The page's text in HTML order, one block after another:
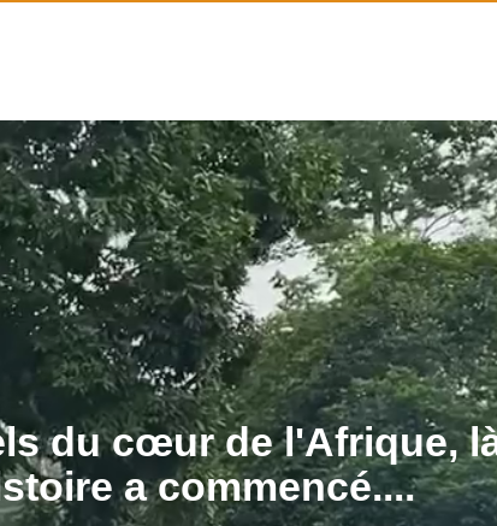
du cœur de l'Afrique,
notre histoire a commencé....